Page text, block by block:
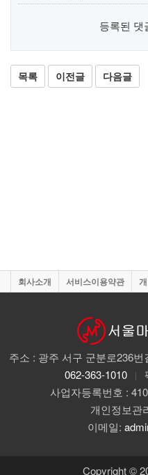
등록된 댓
목록 이전글 다음글
회사소개 서비스이용약관
주소 : 광주 서구 군분로236
062-363-1010
|
사업자등록번호 :
개인정보관
이메일:
Copyright ©